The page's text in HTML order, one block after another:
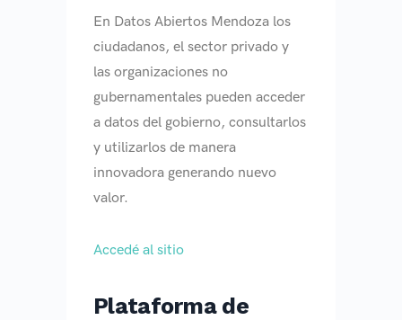
En Datos Abiertos Mendoza los
ciudadanos, el sector privado y
las organizaciones no
gubernamentales pueden acceder
a datos del gobierno, consultarlos
y utilizarlos de manera
innovadora generando nuevo
valor.
Accedé al sitio
Plataforma de